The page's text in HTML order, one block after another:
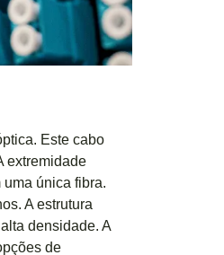
Este cabo
extremidade
única fibra.
A estrutura
densidade. A
de